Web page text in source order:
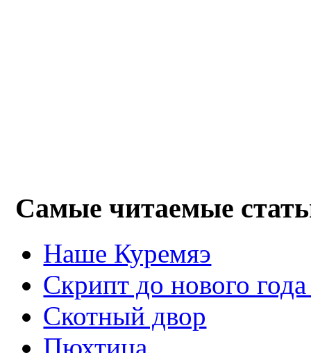
Самые читаемые
Наше Куремяэ
Скрипт до нового года
Cкотный двор
Пюхтица